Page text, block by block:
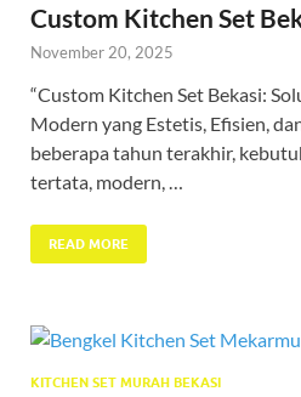
Custom Kitchen Set
November 20, 2025
“Custom Kitchen Set Bekasi:
Modern yang Estetis, Efisien,
beberapa tahun terakhir,
tertata, modern, …
READ MORE
KITCHEN SET MURAH BEKASI